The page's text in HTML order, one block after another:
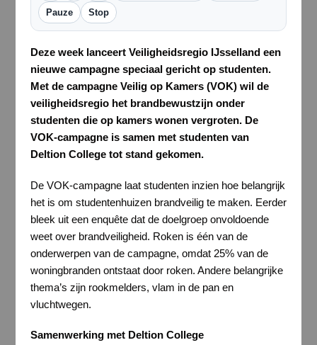
Pauze Stop
Deze week lanceert Veiligheidsregio IJsselland een
nieuwe campagne speciaal gericht op studenten.
Met de campagne Veilig op Kamers (VOK) wil de
veiligheidsregio het brandbewustzijn onder
studenten die op kamers wonen vergroten. De
VOK-campagne is samen met studenten van
Deltion College tot stand gekomen.
De VOK-campagne laat studenten inzien hoe belangrijk
het is om studentenhuizen brandveilig te maken. Eerder
bleek uit een enquête dat de doelgroep onvoldoende
weet over brandveiligheid. Roken is één van de
onderwerpen van de campagne, omdat 25% van de
woningbranden ontstaat door roken. Andere belangrijke
thema’s zijn rookmelders, vlam in de pan en
vluchtwegen.
Samenwerking met Deltion College